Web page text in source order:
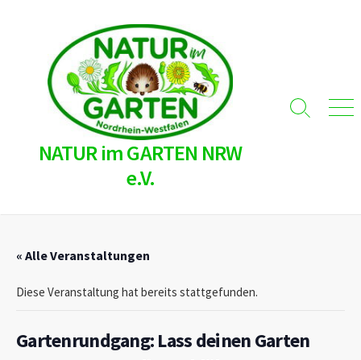
content
NATUR im GARTEN NRW
e.V.
Search
« Alle Veranstaltungen
Diese Veranstaltung hat bereits stattgefunden.
Gartenrundgang: Lass deinen Garten